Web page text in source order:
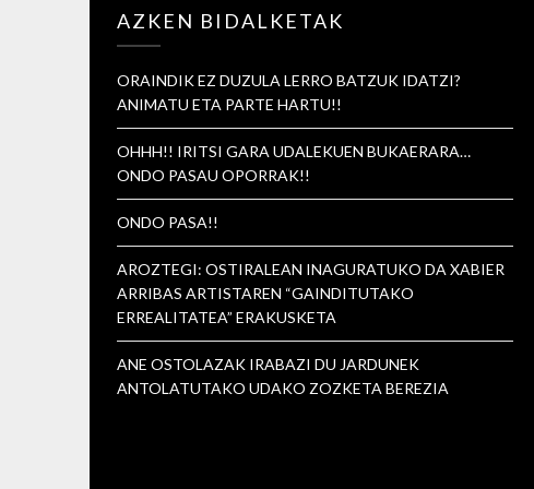
AZKEN BIDALKETAK
ORAINDIK EZ DUZULA LERRO BATZUK IDATZI?
ANIMATU ETA PARTE HARTU!!
OHHH!! IRITSI GARA UDALEKUEN BUKAERARA…
ONDO PASAU OPORRAK!!
ONDO PASA!!
AROZTEGI: OSTIRALEAN INAGURATUKO DA XABIER
ARRIBAS ARTISTAREN “GAINDITUTAKO
ERREALITATEA” ERAKUSKETA
ANE OSTOLAZAK IRABAZI DU JARDUNEK
ANTOLATUTAKO UDAKO ZOZKETA BEREZIA